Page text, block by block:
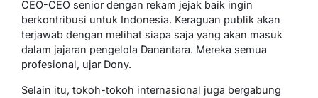
CEO-CEO senior dengan rekam jejak baik ingin
berkontribusi untuk Indonesia. Keraguan publik akan
terjawab dengan melihat siapa saja yang akan masuk
dalam jajaran pengelola Danantara. Mereka semua
profesional, ujar Dony.
Selain itu, tokoh-tokoh internasional juga bergabung